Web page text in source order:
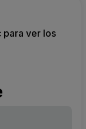
para ver los